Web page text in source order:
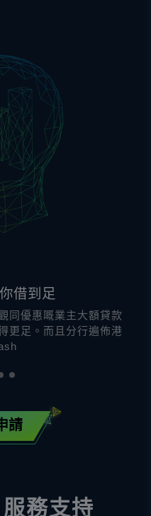
借到足
同優惠嘅業主大額貸款
更足。而且分行遍佈港
請
務支持